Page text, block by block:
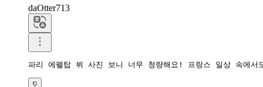
daOtter713
파리 에펠탑 뷔 사진 보니 너무 청량해요! 프랑스 일상 속에서